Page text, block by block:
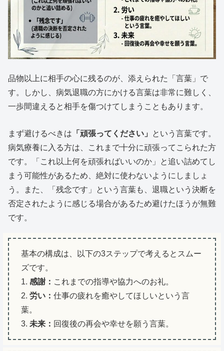
品物以上に相手の心に残るのが、添えられた「言葉」で
す。しかし、病気退職の方にかける言葉は非常に難しく、
一歩間違えると相手を傷つけてしまうこともあります。
まず避けるべきは 「頑張ってください」
という言葉です。
病気療養に入る方は、これまで十分に頑張ってこられた方
です。「これ以上何を頑張ればいいのか」と追い詰めてし
まう可能性があるため、絶対に使わないようにしましょ
う。また、「残念です」という言葉も、退職という決断を
否定されたように感じる場合があるため避けたほうが無難
です。
基本の構成は、以下の3ステップで考えるとスムー
ズです。
1. 感謝： これまでの指導や協力へのお礼。
2. 労い： 仕事の疲れを癒やしてほしいという言
葉。
3. 未来： 回復後の再会や幸せを願う言葉。